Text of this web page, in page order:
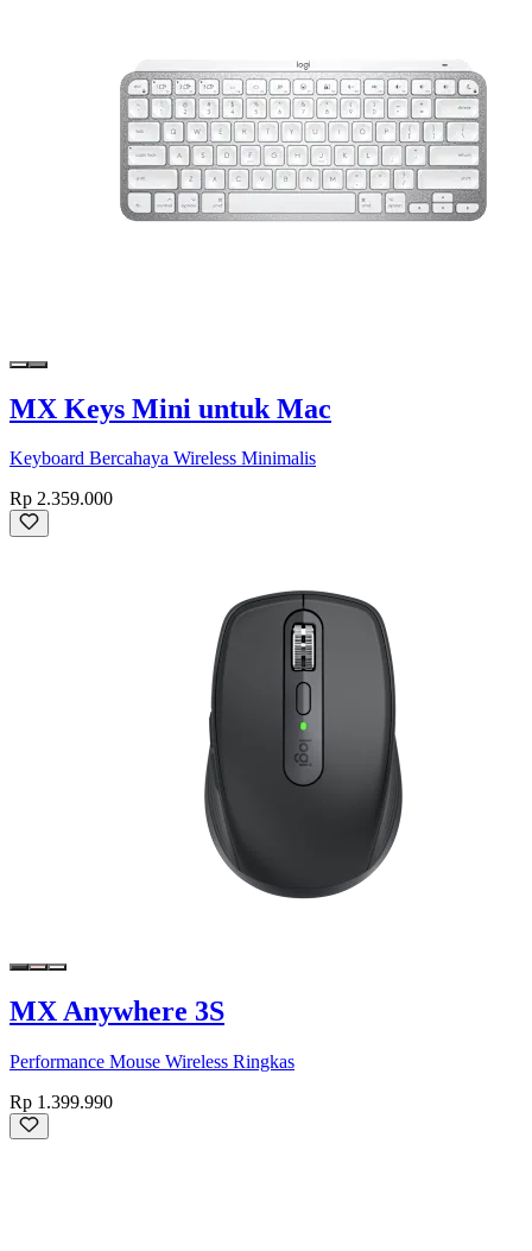
MX Keys Mini untuk Mac
Keyboard Bercahaya Wireless Minimalis
Rp 2.359.000
MX Anywhere 3S
Performance Mouse Wireless Ringkas
Rp 1.399.990